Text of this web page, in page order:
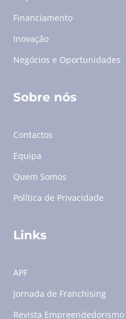
Financiamento
Inovação
Negócios e Oportunidades
Sobre nós
Contactos
Equipa
Quem Somos
Política de Privacidade
Links
APF
Jornada de Franchising
Revista